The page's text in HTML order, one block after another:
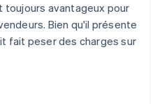
avantageux pour
Bien qu'il présente
fait peser des charges sur